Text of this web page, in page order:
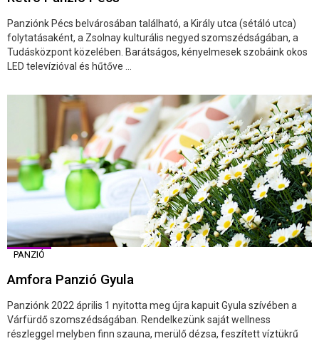
Panziónk Pécs belvárosában található, a Király utca (sétáló utca)
folytatásaként, a Zsolnay kulturális negyed szomszédságában, a
Tudásközpont közelében. Barátságos, kényelmesek szobáink okos
LED televízióval és hűtőve ...
PANZIÓ
Amfora Panzió Gyula
Panziónk 2022 április 1 nyitotta meg újra kapuit Gyula szívében a
Várfürdő szomszédságában. Rendelkezünk saját wellness
részleggel melyben finn szauna, merülő dézsa, feszített víztükrű